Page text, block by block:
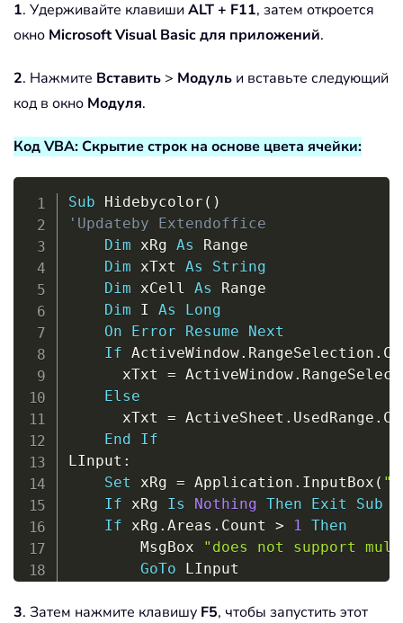
1. Удерживайте клавиши ALT + F11, затем откроется
окно Microsoft Visual Basic для приложений.
2. Нажмите Вставить > Модуль и вставьте следующий
код в окно Модуля.
Код VBA: Скрытие строк на основе цвета ячейки:
Sub Hidebycolor ( )
'Updateby Extendoffice
Dim xRg As Range
Dim xTxt As
String
Dim xCell As Range
Dim I As
Long
On
Error Resume
Next
If ActiveWindow. RangeSelection .
      xTxt
= ActiveWindow.
Else
      xTxt
= ActiveSheet . UsedRange .
End
If
LInput :
Set xRg = Application . InputBox (
If xRg Is Nothing Then Exit
Sub
If xRg . Areas . Count > 1
Then
        MsgBox
"does not support
GoTo LInput
If xRg.Columns.Count > 1 Then
3. Затем нажмите клавишу F5, чтобы запустить этот